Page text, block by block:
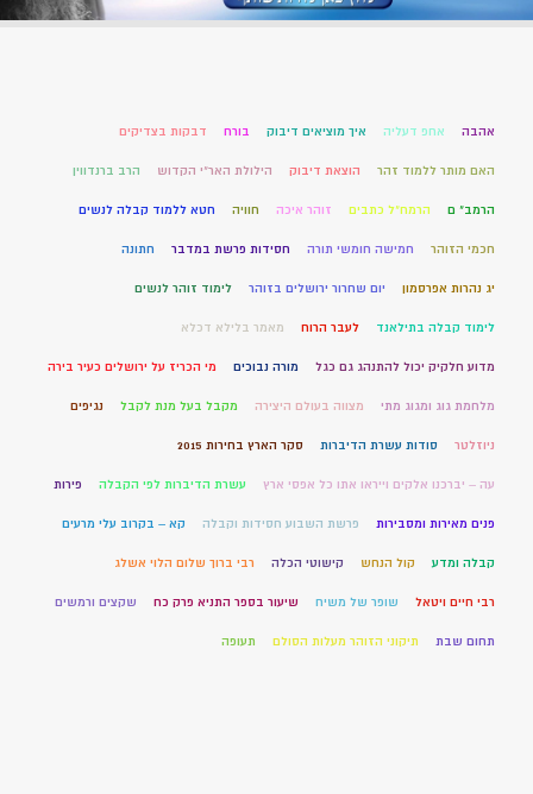
אהבה אחפ דעליה איך מוציאים דיבוק בורח דבקות בצדיקים
האם מותר ללמוד זהר הוצאת דיבוק הילולת האר"י הקדוש הרב ברנדווין
הרמב" ם הרמח"ל כתבים זוהר איכה חוויה חטא ללמוד קבלה לנשים
חכמי הזוהר חמישה חומשי תורה חסידות פרשת במדבר חתונה
יג נהרות אפרסמון יום שחרור ירושלים בזוהר לימוד זוהר לנשים
לימוד קבלה בתילאנד לעבר הרוח מאמר בלילא דכלא
מדוע חלקיק יכול להתנהג גם כגל מורה נבוכים מי הכריז על ירושלים כעיר בירה
מלחמת גוג ומגוג מתי מצווה בעולם היצירה מקבל בעל מנת לקבל נגיפים
ניוזלטר סודות עשרת הדיברות סקר הארץ בחירות 2015
עה – יברכנו אלקים וייראו אתו כל אפסי ארץ עשרת הדיברות לפי הקבלה פירות
פנים מאירות ומסבירות פרשת השבוע חסידות וקבלה קא – בקרוב עלי מרעים
קבלה ומדע קול הנחש קישוטי הכלה רבי ברוך שלום הלוי אשלג
רבי חיים ויטאל שופר של משיח שיעור בספר התניא פרק כח שקצים ורמשים
תחום שבת תיקוני הזוהר מעלות הסולם תעופה